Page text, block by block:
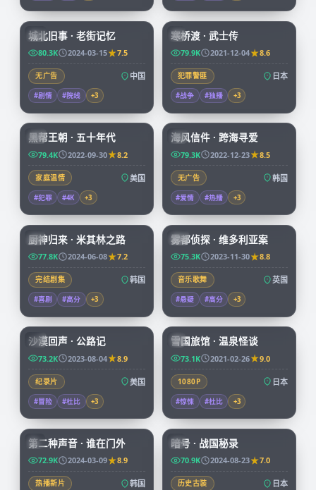
CN
99:17
城北旧事 · 老街记忆
80.3K 2024-03-15 7.5
无广告 中国
#剧情 #院线 +3
JP
99:29
寒桥渡 · 武士传
79.9K 2021-12-04 8.6
犯罪警匪 日本
#战争 #独播 +3
CN
黑帮王朝 · 五十年代
79.4K 2022-09-30 8.2
家庭温情 美国
#犯罪 #4K +3
KR
海风信件 · 跨海寻爱
79.3K 2022-12-23 8.5
无广告 韩国
#爱情 #热播 +3
KR
58:31
厨神归来 · 米其林之路
77.8K 2024-06-08 7.2
完结剧集 韩国
#喜剧 #高分 +3
CN
68:22
雾都侦探 · 维多利亚案
75.3K 2023-11-30 8.8
音乐歌舞 英国
#悬疑 #高分 +3
CN
沙漠回声 · 公路记
73.2K 2023-08-04 8.9
纪录片 美国
#冒险 #杜比 +3
JP
雪国旅馆 · 温泉怪谈
73.1K 2021-02-26 9.0
1080P 日本
#惊悚 #杜比 +3
KR
72:34
第二种声音 · 谁在门外
72.9K 2024-03-09 8.9
热播新片 韩国
JP
99:04
暗号 · 战国秘录
70.9K 2024-08-23 7.0
历史古装 日本